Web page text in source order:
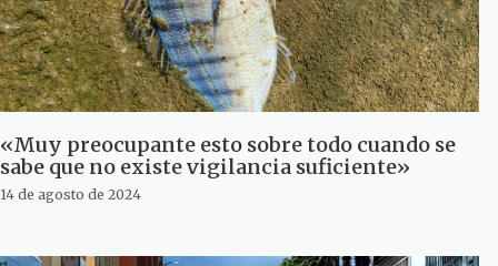
«Muy preocupante esto sobre todo cuando se
sabe que no existe vigilancia suficiente»
14 de agosto de 2024